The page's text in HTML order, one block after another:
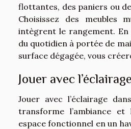
flottantes, des paniers ou
Choisissez des meubles
intègrent le rangement.
du quotidien à portée de
surface dégagée, vous
Jouer avec l’éclairage
Jouer avec l’éclairage
transforme l’ambiance et
espace fonctionnel en un